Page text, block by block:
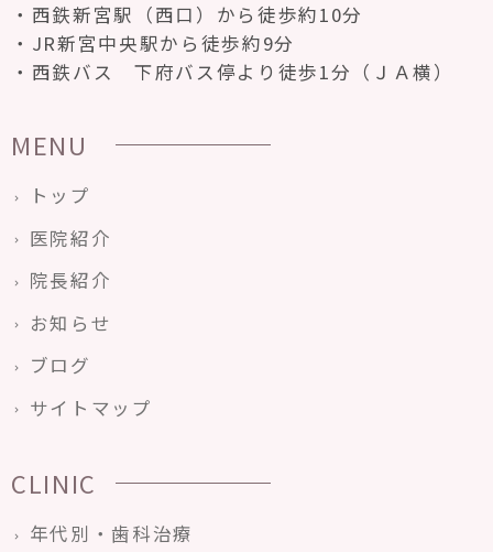
西鉄新宮駅（西口）から徒歩約10分
JR新宮中央駅から徒歩約9分
西鉄バス 下府バス停より徒歩1分（ＪＡ横）
MENU
トップ
医院紹介
院長紹介
お知らせ
ブログ
サイトマップ
CLINIC
年代別・歯科治療